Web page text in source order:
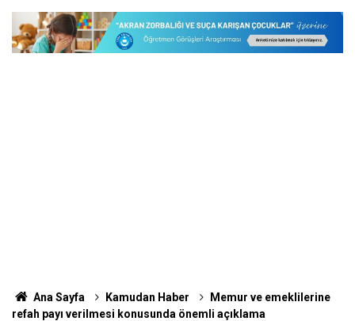
Ana Sayfa Kamudan Haber
Memur ve emeklilerine
refah payı verilmesi konusunda önemli açıklama